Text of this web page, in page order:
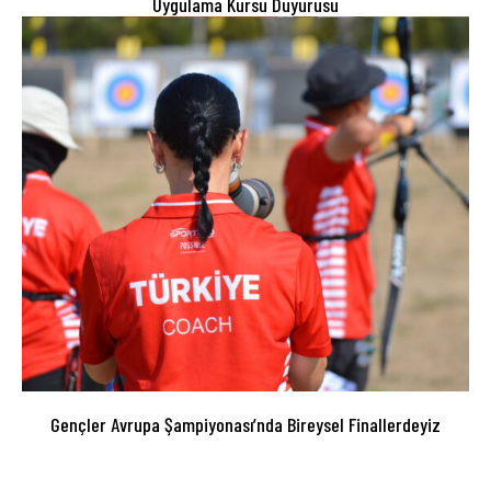
Gençler Avrupa Şampiyonası’nda Bireysel Finallerdeyiz